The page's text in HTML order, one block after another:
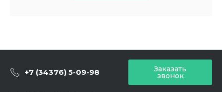
+7 (34376) 5-09-98 Заказать
звонок